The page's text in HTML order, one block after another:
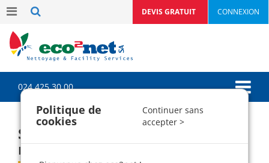
CONNEXION
DEVIS GRATUIT
024 425 30 00
Service à domicile "femmes de
ménage"
Politique de
cookies
Continuer sans
accepter >